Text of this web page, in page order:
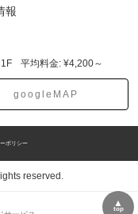
報
平均料金: ¥4,200～
googleMAP
ポリシー
reserved.
▲
top